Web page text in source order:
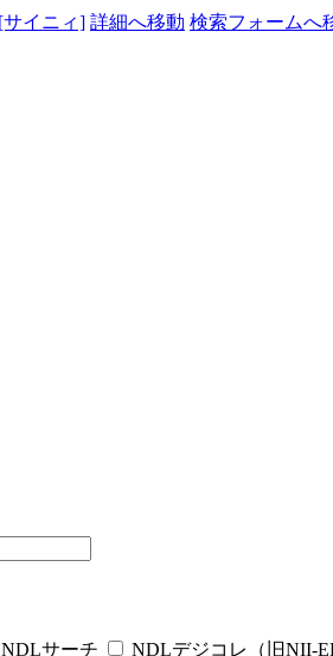
イニィ] 詳細へ移動 検索フォームへ
NDLサーチ NDLデジコレ（旧NII-